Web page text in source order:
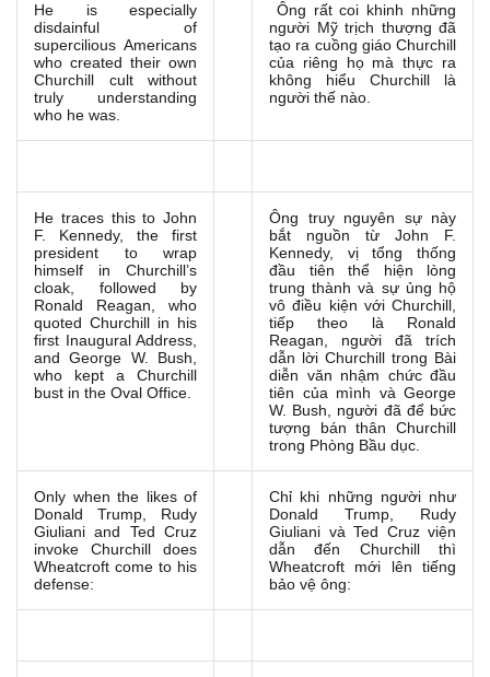
He is especially
disdainful of
supercilious Americans
who created their own
Churchill cult without
truly understanding
who he was.
Ông rất coi khinh những
người Mỹ trịch thượng đã
tạo ra cuồng giáo Churchill
của riêng họ mà thực ra
không hiểu Churchill là
người thế nào.
He traces this to John
F. Kennedy, the first
president to wrap
himself in Churchill’s
cloak, followed by
Ronald Reagan, who
quoted Churchill in his
first Inaugural Address,
and George W. Bush,
who kept a Churchill
bust in the Oval Office.
Ông truy nguyên sự này
bắt nguồn từ John F.
Kennedy, vị tổng thống
đầu tiên thể hiện lòng
trung thành và sự ủng hộ
vô điều kiện với Churchill,
tiếp theo là Ronald
Reagan, người đã trích
dẫn lời Churchill trong Bài
diễn văn nhậm chức đầu
tiên của mình và George
W. Bush, người đã để bức
tượng bán thân Churchill
trong Phòng Bầu dục.
Only when the likes of
Donald Trump, Rudy
Giuliani and Ted Cruz
invoke Churchill does
Wheatcroft come to his
defense:
Chỉ khi những người như
Donald Trump, Rudy
Giuliani và Ted Cruz viện
dẫn đến Churchill thì
Wheatcroft mới lên tiếng
bảo vệ ông: